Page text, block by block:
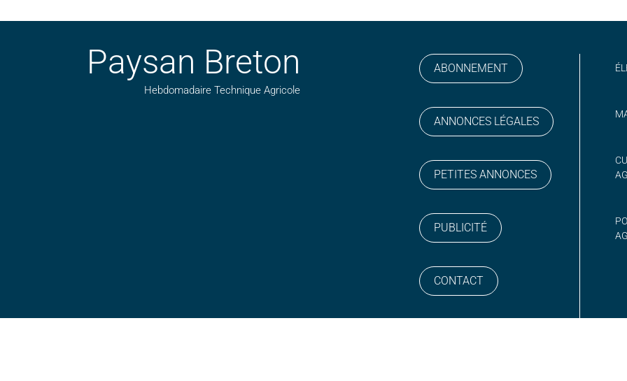
Paysan Breton
Hebdomadaire Technique Agricole
ABONNEMENT
ANNONCES LÉGALES
PETITES ANNONCES
PUBLICITÉ
CONTACT